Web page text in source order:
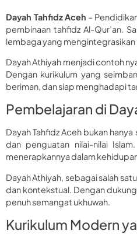
Dayah Tahfidz Aceh –
pembinaan tahfidz Al-Qur’an.
lembaga yang
Dayah Athiyah menjadi contoh
Dengan kurikulum yang
beriman, dan siap menghadapi
Pembelajaran di
Dayah Tahfidz Aceh bukan
dan penguatan nilai-nilai
menerapkannya dalam
Dayah Athiyah, sebagai salah satu
dan kontekstual. Dengan
penuh semangat ukhuwah.
Kurikulum Modern